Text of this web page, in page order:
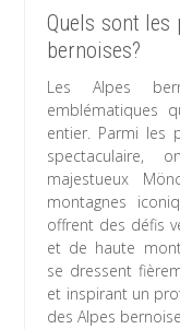
Quels sont les
bernoises?
Les Alpes
emblématiques
entier. Parmi les
spectaculaire,
majestueux
montagnes
offrent des défis
et de haute
se dressent
et inspirant un
des Alpes